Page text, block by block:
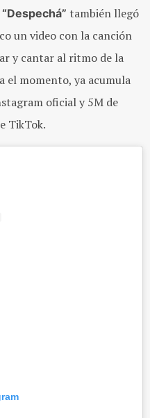
“Despechá” también llegó
un video con la canción
y cantar al ritmo de la
el momento, ya acumula
oficial y 5M de
TikTok.